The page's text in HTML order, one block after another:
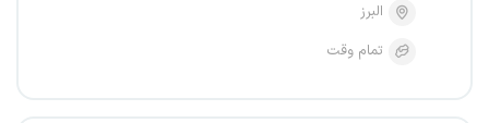
البرز
تمام وقت